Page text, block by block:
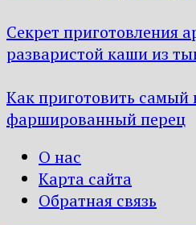
Секрет приготовления
разваристой каши из
Как приготовить самый
фаршированный перец
О нас
Карта сайта
Обратная связь